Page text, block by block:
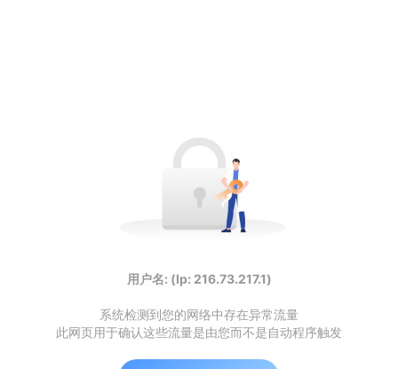
用户名: (Ip: 216.73.217.1)
系统检测到您的网络中存在异常流量
此网页用于确认这些流量是由您而不是自动程序触发